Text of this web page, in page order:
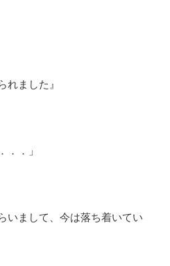
れました』
．．」
いまして、今は落ち着いてい